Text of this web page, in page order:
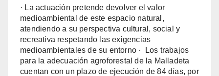
· La actuación pretende devolver el valor
medioambiental de este espacio natural,
atendiendo a su perspectiva cultural, social y
recreativa respetando las exigencias
medioambientales de su entorno · Los trabajos
para la adecuación agroforestal de la Malladeta
cuentan con un plazo de ejecución de 84 días, por